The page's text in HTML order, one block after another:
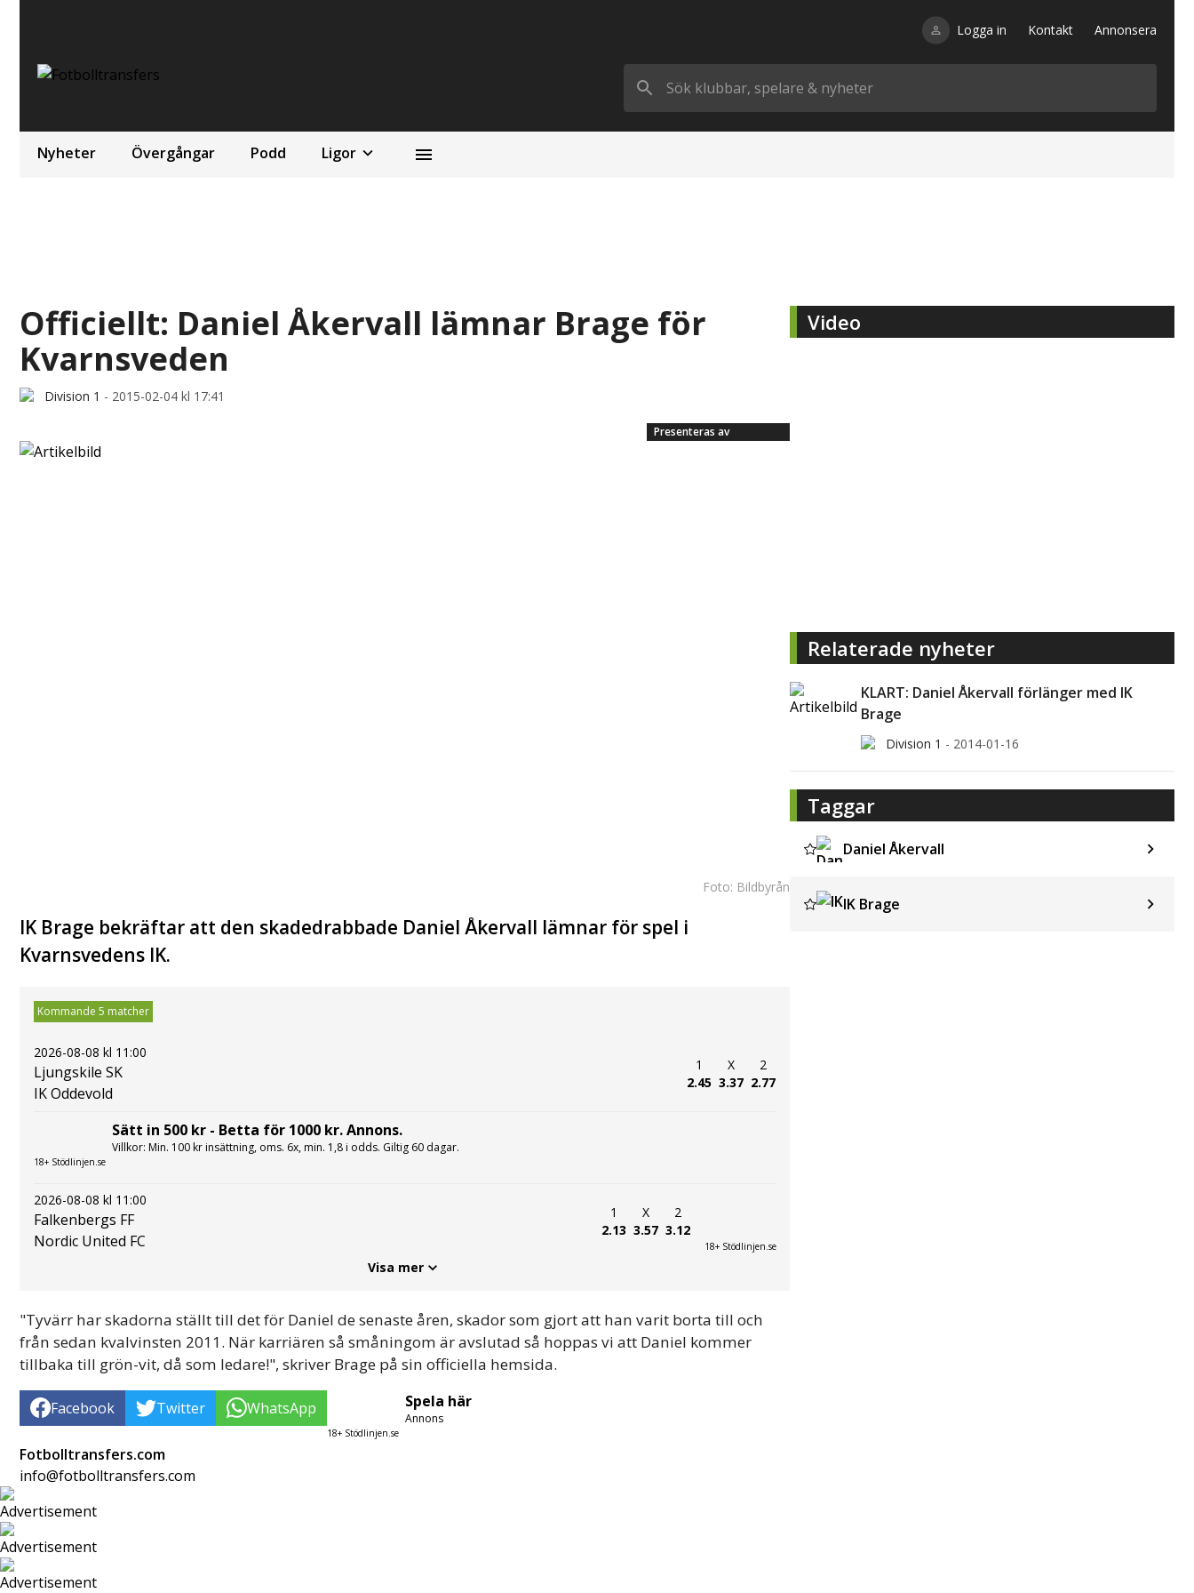
Logga in Kontakt Annonsera
Nyheter Övergångar Podd Ligor
Officiellt: Daniel Åkervall lämnar Brage för
Kvarnsveden
Division 1 - 2015-02-04 kl 17:41
Presenteras av
Foto: Bildbyrån
IK Brage bekräftar att den skadedrabbade Daniel Åkervall lämnar för spel i
Kvarnsvedens IK.
Kommande 5 matcher
2026-08-08 kl 11:00
Ljungskile SK
IK Oddevold
1
2.45
X
3.37
2
2.77
18+ Stödlinjen.se
Sätt in 500 kr - Betta för 1000 kr. Annons.
Villkor: Min. 100 kr insättning, oms. 6x, min. 1,8 i odds. Giltig 60 dagar.
2026-08-08 kl 11:00
Falkenbergs FF
Nordic United FC
1
2.13
X
3.57
2
3.12
18+ Stödlinjen.se
Visa mer
"Tyvärr har skadorna ställt till det för Daniel de senaste åren, skador som gjort att han varit borta till och
från sedan kvalvinsten 2011. När karriären så småningom är avslutad så hoppas vi att Daniel kommer
tillbaka till grön-vit, då som ledare!", skriver Brage på sin officiella hemsida.
Facebook Twitter WhatsApp
18+ Stödlinjen.se
Spela här
Annons
Fotbolltransfers.com
info@fotbolltransfers.com
Video
Relaterade nyheter
KLART: Daniel Åkervall förlänger med IK
Brage
Division 1 - 2014-01-16
Taggar
Daniel Åkervall
IK Brage